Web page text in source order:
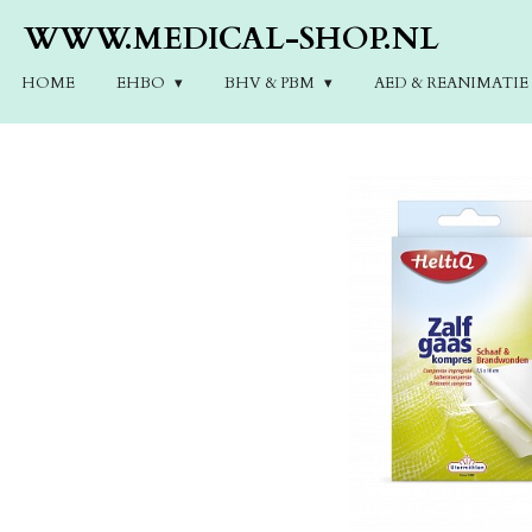
direct
de
WWW.MEDICAL-SHOP.NL
HOME EHBO BHV & PBM AED & REANIMATIE